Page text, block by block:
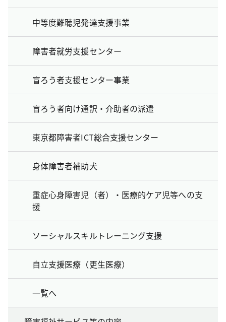
中等度難聴児発達支援事業
障害者就労支援センター
盲ろう者支援センター事業
盲ろう者向け通訳・介助者の派遣
東京都障害者ICT総合支援センター
身体障害者補助犬
重症心身障害児（者）・医療的ケア児等への支
援
ソーシャルスキルトレーニング支援
自立支援医療（更生医療）
一覧へ